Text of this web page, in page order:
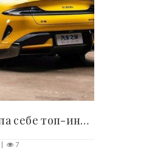
Xiaomi переманила себе топ-инженеров из BMW,..
7